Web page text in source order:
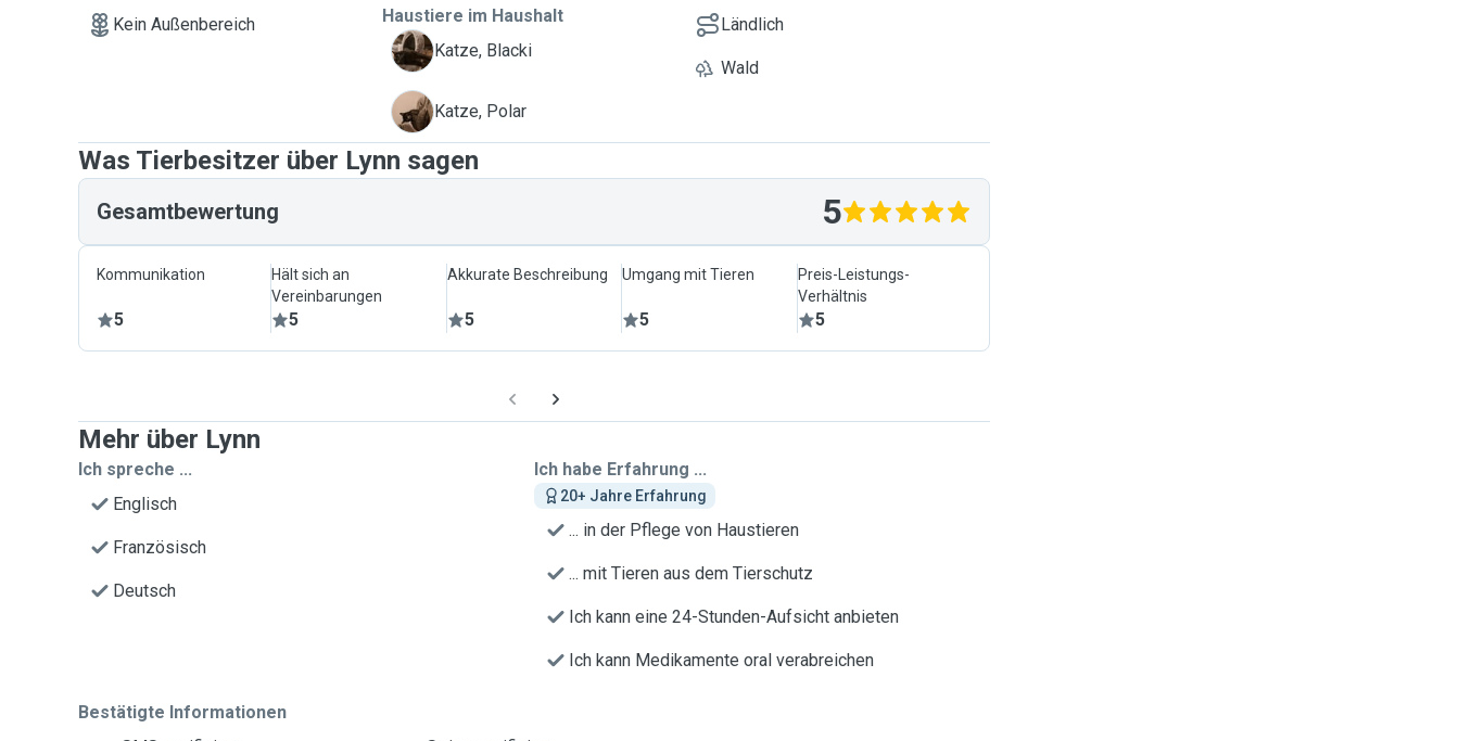
Grüße, Lynn ✨️
Kein Außenbereich
Haustiere im Haushalt
B
Katze, Blacki
P Katze, Polar
Ländlich
Wald
Was Tierbesitzer über Lynn sagen
Gesamtbewertung 5
Kommunikation
5
Hält sich an
Vereinbarungen
5
Akkurate Beschreibung
5
Umgang mit Tieren
5
Preis-Leistungs-
Verhältnis
5
Mehr über Lynn
Ich spreche ...
Englisch
Französisch
Deutsch
Ich habe Erfahrung ...
20+ Jahre Erfahrung
... in der Pflege von Haustieren
... mit Tieren aus dem Tierschutz
Ich kann eine 24-Stunden-Aufsicht anbieten
Ich kann Medikamente oral verabreichen
Bestätigte Informationen